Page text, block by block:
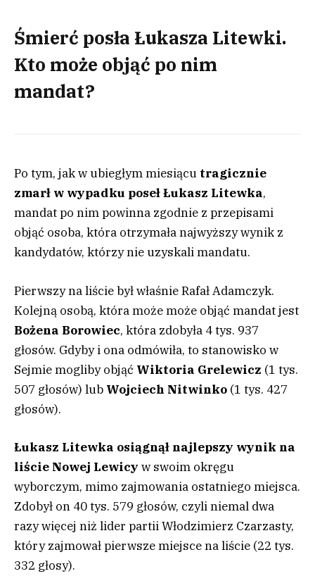
Śmierć posła Łukasza Litewki.
Kto może objąć po nim
mandat?
Po tym, jak w ubiegłym miesiącu tragicznie
zmarł w wypadku poseł Łukasz Litewka,
mandat po nim powinna zgodnie z przepisami
objąć osoba, która otrzymała najwyższy wynik z
kandydatów, którzy nie uzyskali mandatu.
Pierwszy na liście był właśnie Rafał Adamczyk.
Kolejną osobą, która może może objąć mandat jest
Bożena Borowiec, która zdobyła 4 tys. 937
głosów. Gdyby i ona odmówiła, to stanowisko w
Sejmie mogliby objąć Wiktoria Grelewicz (1 tys.
507 głosów) lub Wojciech Nitwinko (1 tys. 427
głosów).
Łukasz Litewka osiągnął najlepszy wynik na
liście Nowej Lewicy w swoim okręgu
wyborczym, mimo zajmowania ostatniego miejsca.
Zdobył on 40 tys. 579 głosów, czyli niemal dwa
razy więcej niż lider partii Włodzimierz Czarzasty,
który zajmował pierwsze miejsce na liście (22 tys.
332 głosy).